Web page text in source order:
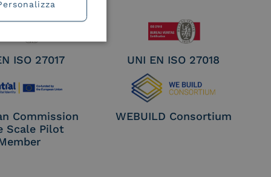
ISO 27017 UNI EN ISO 27018
Commission
Scale Pilot
WEBUILD Consortium